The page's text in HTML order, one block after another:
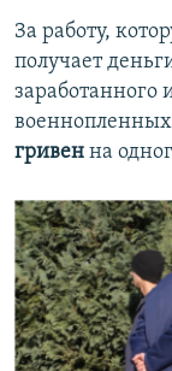
За работу,
получает
заработанного
гривен на